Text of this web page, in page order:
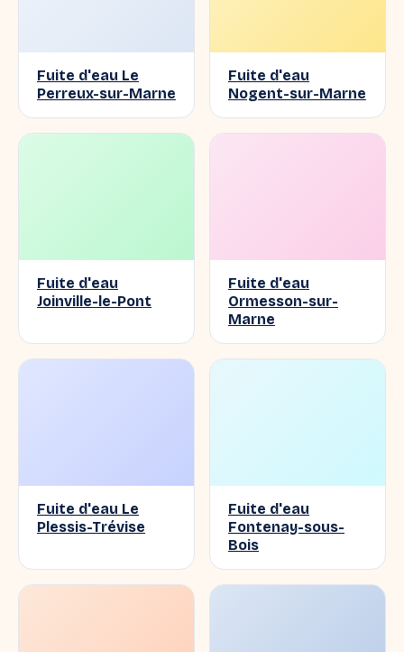
Fuite d'eau Le
Perreux-sur-Marne
Fuite d'eau
Nogent-sur-Marne
Fuite d'eau
Joinville-le-Pont
Fuite d'eau
Ormesson-sur-
Marne
Fuite d'eau Le
Plessis-Trévise
Fuite d'eau
Fontenay-sous-
Bois